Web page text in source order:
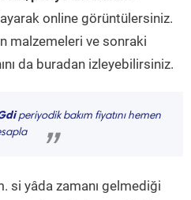
online görüntülersiniz.
malzemeleri ve sonraki
da buradan izleyebilirsiniz.
periyodik bakım fiyatını hemen
”
si yâda zamanı gelmediği